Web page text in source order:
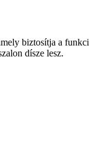
biztosítja a
dísze lesz.